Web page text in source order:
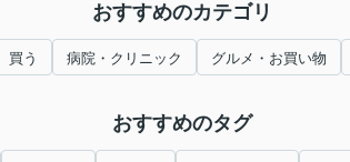
おすすめのカテゴリ
買う 病院・クリニック グルメ・お買い物
おすすめのタグ